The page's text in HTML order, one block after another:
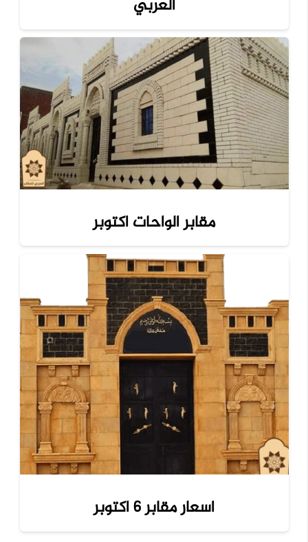
العربي
مقابر الواحات اكتوبر
اسعار مقابر 6 اكتوبر